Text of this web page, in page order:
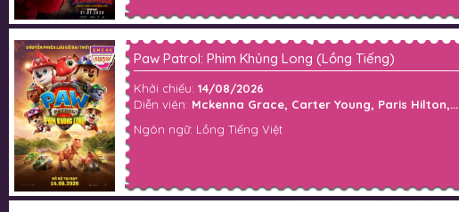
Paw Patrol: Phim Khủng Long (Lồng Tiếng)
Khởi chiếu: 14/08/2026
Diễn viên: Mckenna Grace, Carter Young, Paris Hilton,...
Ngôn ngữ: Lồng Tiếng Việt